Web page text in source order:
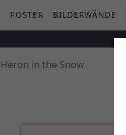
POSTER BILDERWÄNDE
in the Snow